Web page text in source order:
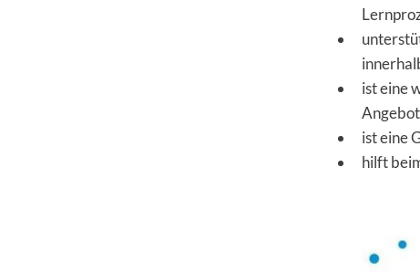
ist eine
ist eine
hilft